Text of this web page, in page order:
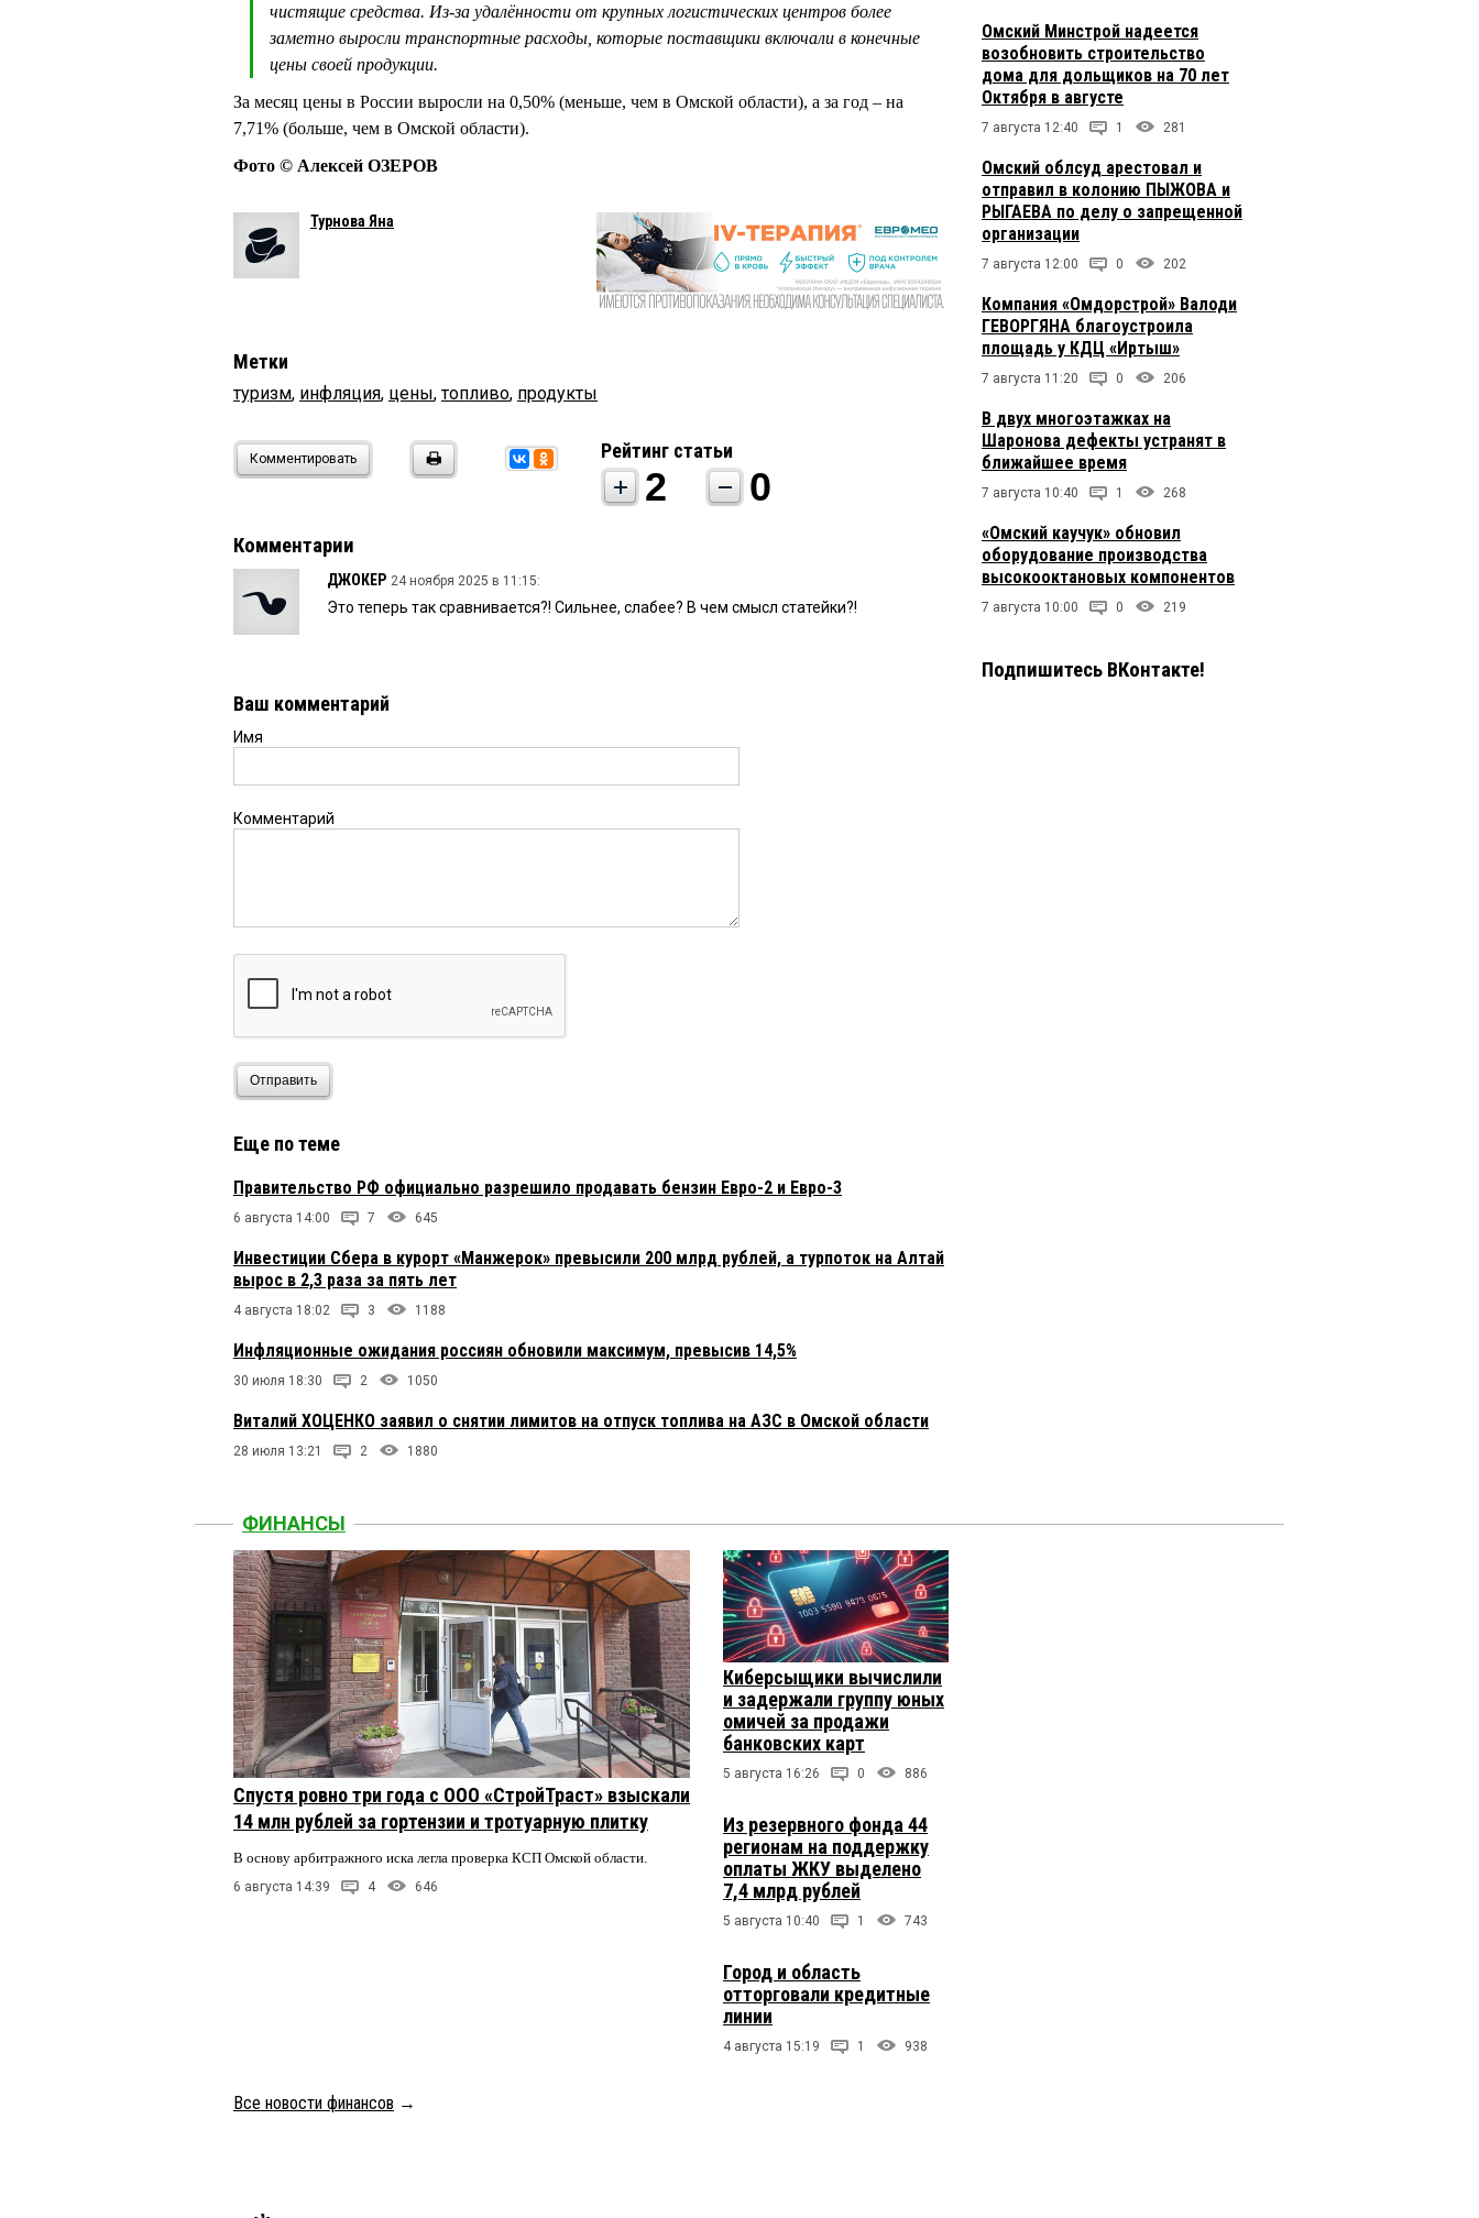
чистящие средства. Из-за удалённости от крупных логистических центров более
заметно выросли транспортные расходы, которые поставщики включали в конечные
цены своей продукции.
За месяц цены в России выросли на 0,50% (меньше, чем в Омской области), а за год – на
7,71% (больше, чем в Омской области).
Фото © Алексей ОЗЕРОВ
Турнова Яна
Метки
туризм, инфляция, цены,топливо, продукты
Комментировать Рейтинг статьи
2 0
Комментарии
ДЖОКЕР 24 ноября 2025 в 11:15:
Это теперь так сравнивается?! Сильнее, слабее? В чем смысл статейки?!
Ваш комментарий
Имя
Комментарий
Отправить
Еще по теме
Правительство РФ официально разрешило продавать бензин Евро-2 и Евро-3
6 августа 14:00 7 645
Инвестиции Сбера в курорт «Манжерок» превысили 200 млрд рублей, а турпоток на Алтай
вырос в 2,3 раза за пять лет
4 августа 18:02 3 1188
Инфляционные ожидания россиян обновили максимум, превысив 14,5%
30 июля 18:30 2 1050
Виталий ХОЦЕНКО заявил о снятии лимитов на отпуск топлива на АЗС в Омской области
28 июля 13:21 2 1880
Омский Минстрой надеется
возобновить строительство
дома для дольщиков на 70 лет
Октября в августе
7 августа 12:40 1 281
Омский облсуд арестовал и
отправил в колонию ПЫЖОВА и
РЫГАЕВА по делу о запрещенной
организации
7 августа 12:00 0 202
Компания «Омдорстрой» Валоди
ГЕВОРГЯНА благоустроила
площадь у КДЦ «Иртыш»
7 августа 11:20 0 206
В двух многоэтажках на
Шаронова дефекты устранят в
ближайшее время
7 августа 10:40 1 268
«Омский каучук» обновил
оборудование производства
высокооктановых компонентов
7 августа 10:00 0 219
Подпишитесь ВКонтакте!
ФИНАНСЫ
Спустя ровно три года с ООО «СтройТраст» взыскали
14 млн рублей за гортензии и тротуарную плитку
В основу арбитражного иска легла проверка КСП Омской области.
6 августа 14:39 4 646
Киберсыщики вычислили
и задержали группу юных
омичей за продажи
банковских карт
5 августа 16:26 0 886
Из резервного фонда 44
регионам на поддержку
оплаты ЖКУ выделено
7,4 млрд рублей
5 августа 10:40 1 743
Город и область
отторговали кредитные
линии
4 августа 15:19 1 938
Все новости финансов →